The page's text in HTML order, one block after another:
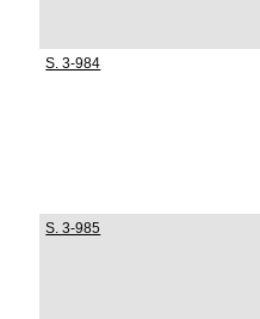
S. 3-984
S. 3-985